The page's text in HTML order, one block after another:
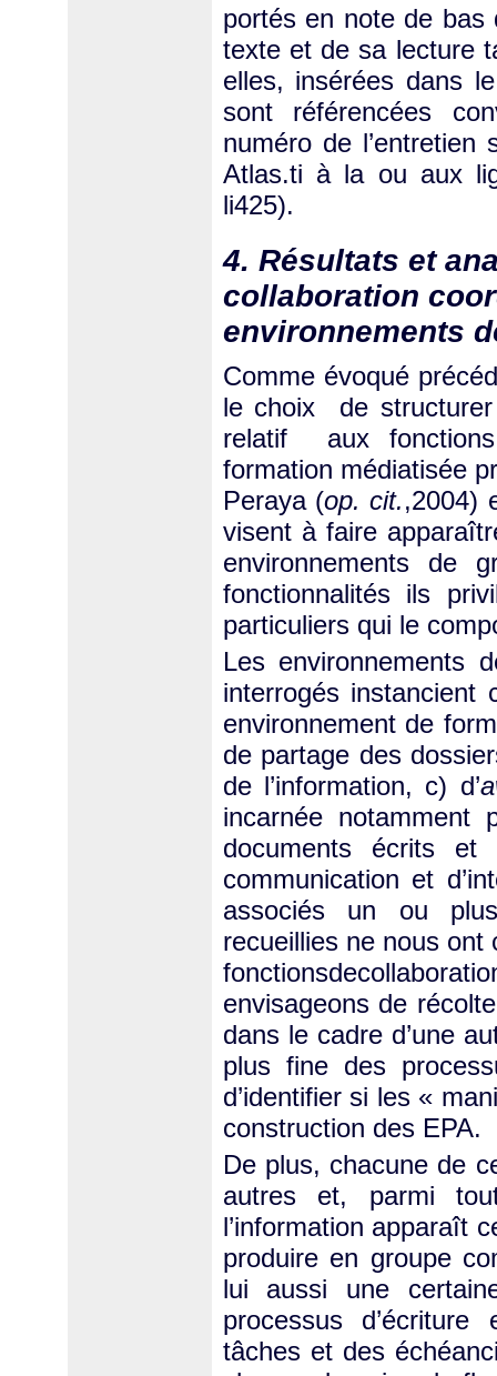
portés en note de
texte et de sa lecture
elles, insérées dans
sont référencées
numéro de
Atlas.ti à la ou aux
li425).
4. Résultats et
collaboration
environnements
Comme évoqué
le choix de structurer
relatif aux
formation médiatisée
Peraya (op. cit.,2004)
visent à faire
environnements de
fonctionnalités ils
particuliers qui le
Les environnements
interrogés instancient
environnement de
de partage des
de l’information, c) d’
incarnée notamment
documents écrits
communication et
associés un ou
recueillies ne nous ont
envisageons de
dans le cadre d’une
plus fine des
d’identifier si les «
construction des EPA.
De plus, chacune de
autres et, parmi
l’information apparaît
produire en groupe
lui aussi une
processus
tâches et des